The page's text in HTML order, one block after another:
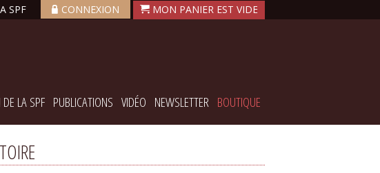
SPF CONNEXION
DE LA SPF PUBLICATIONS VIDÉO NEWSLETTER BOUTIQUE